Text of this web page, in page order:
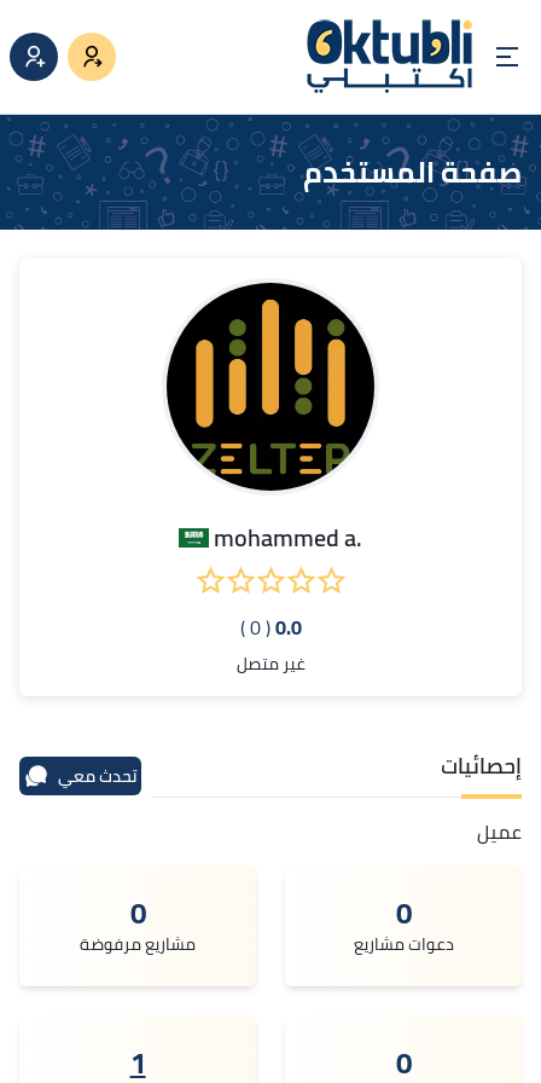
صفحة المستخدم
.mohammed a
0.0
( 0 )
غير متصل
إحصائيات تحدث معي
عميل
0
دعوات مشاريع
0
مشاريع مرفوضة
0
1